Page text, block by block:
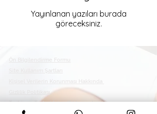
Yayınlanan yazıları burada
göreceksiniz.
Ön Bilgilendirme Formu
Teşhis ve Tedavi İçin... (Tıklayınız)